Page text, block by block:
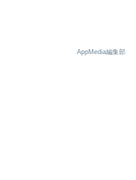
AppMedia編集部